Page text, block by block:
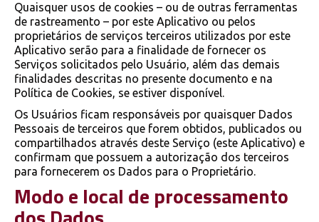
Quaisquer usos de cookies – ou de outras ferramentas
de rastreamento – por este Aplicativo ou pelos
proprietários de serviços terceiros utilizados por este
Aplicativo serão para a finalidade de fornecer os
Serviços solicitados pelo Usuário, além das demais
finalidades descritas no presente documento e na
Política de Cookies, se estiver disponível.
Os Usuários ficam responsáveis por quaisquer Dados
Pessoais de terceiros que forem obtidos, publicados ou
compartilhados através deste Serviço (este Aplicativo) e
confirmam que possuem a autorização dos terceiros
para fornecerem os Dados para o Proprietário.
Modo e local de processamento